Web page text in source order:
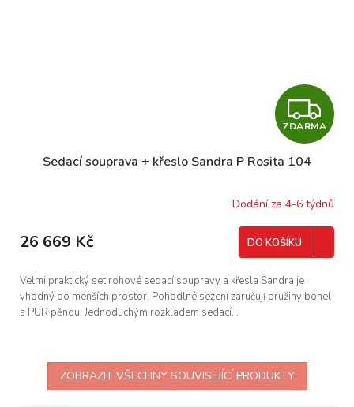
Z
D
R
ZDARMA
Sedací souprava + křeslo Sandra P Rosita 104
Dodání za 4-6 týdnů
26 669 Kč DO KOŠÍKU
Velmi praktický set rohové sedací soupravy a křesla Sandra je
vhodný do menších prostor. Pohodlné sezení zaručují pružiny bonel
s PUR pěnou. Jednoduchým rozkladem sedací...
ZOBRAZIT VŠECHNY SOUVISEJÍCÍ PRODUKTY